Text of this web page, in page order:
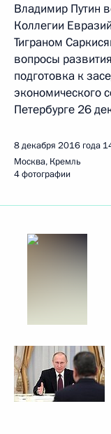
Владимир Путин
Коллегии
Тиграном
вопросы
подготовка к
экономического
Петербурге 26
8 декабря 2016 года
Москва, Кремль
4 фотографии